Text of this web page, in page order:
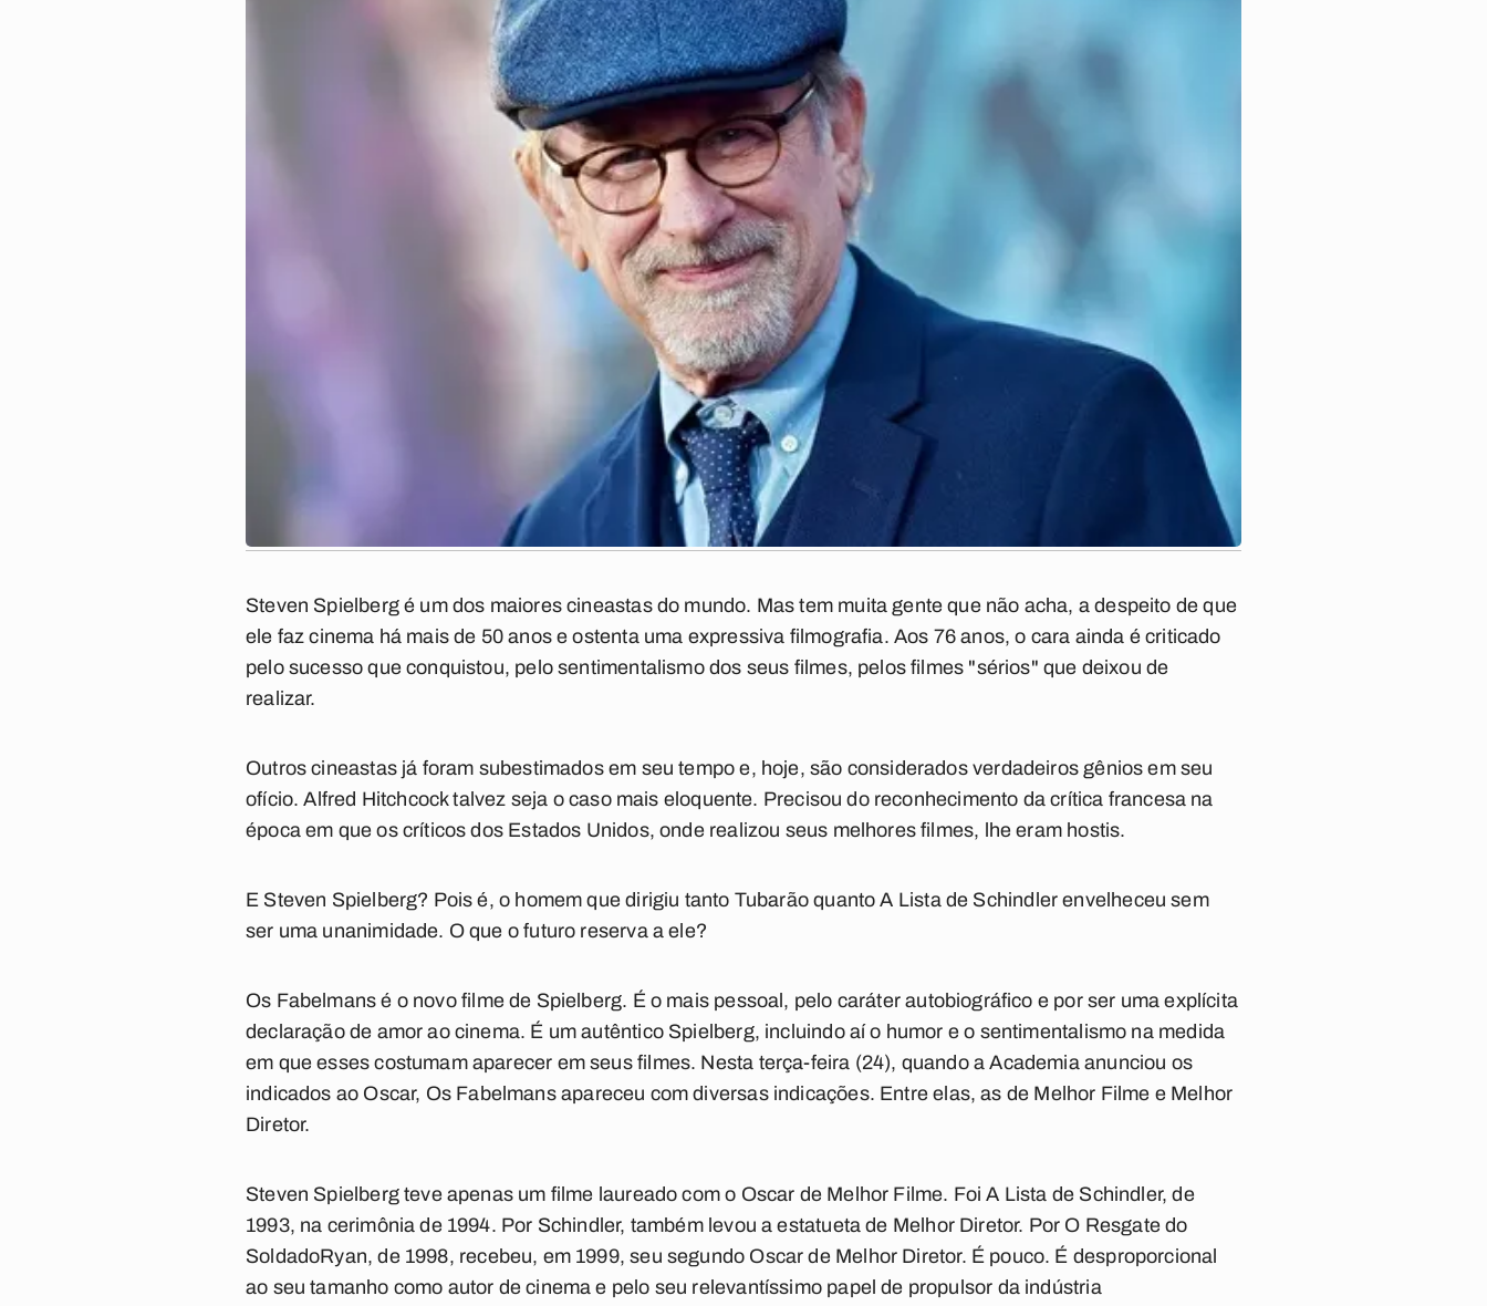
Steven Spielberg é um dos maiores cineastas do mundo. Mas tem muita gente que não acha, a despeito de que
ele faz cinema há mais de 50 anos e ostenta uma expressiva filmografia. Aos 76 anos, o cara ainda é criticado
pelo sucesso que conquistou, pelo sentimentalismo dos seus filmes, pelos filmes "sérios" que deixou de
realizar.
Outros cineastas já foram subestimados em seu tempo e, hoje, são considerados verdadeiros gênios em seu
ofício. Alfred Hitchcock talvez seja o caso mais eloquente. Precisou do reconhecimento da crítica francesa na
época em que os críticos dos Estados Unidos, onde realizou seus melhores filmes, lhe eram hostis.
E Steven Spielberg? Pois é, o homem que dirigiu tanto Tubarão quantoA Lista de Schindler envelheceu sem
ser uma unanimidade. O que o futuro reserva a ele?
Os Fabelmans é o novo filme de Spielberg. É o mais pessoal, pelo caráter autobiográfico e por ser uma explícita
declaração de amor ao cinema. É um autêntico Spielberg, incluindo aí o humor e o sentimentalismo na medida
em que esses costumam aparecer em seus filmes. Nesta terça-feira (24), quando a Academia anunciou os
indicados ao Oscar, Os Fabelmansapareceu com diversas indicações. Entre elas, as de Melhor Filme e Melhor
Diretor.
Steven Spielberg teve apenas um filme laureado com o Oscar de Melhor Filme. FoiA Lista de Schindler, de
1993, na cerimônia de 1994. Por Schindler, também levou a estatueta de Melhor Diretor. Por O Resgate do
SoldadoRyan, de 1998, recebeu, em 1999, seu segundo Oscar de Melhor Diretor. É pouco. É desproporcional
ao seu tamanho como autor de cinema e pelo seu relevantíssimo papel de propulsor da indústria